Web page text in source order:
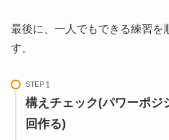
最後に、一人でもできる練習を
す。
STEP
構えチェック(パワーポジ
回作る)